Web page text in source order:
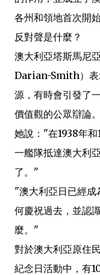
各州和領地首次開
反對聲是什麼？
澳大利亞塔斯馬尼
Darian-Smith）表
源，有時會引發了
價值觀的公眾辯論。
她說："在1938年
一艦隊抵達澳大利
了。"
"澳大利亞日已經成
何慶祝過去，並認
麼。"
對於澳大利亞原住
紀念日活動中，有